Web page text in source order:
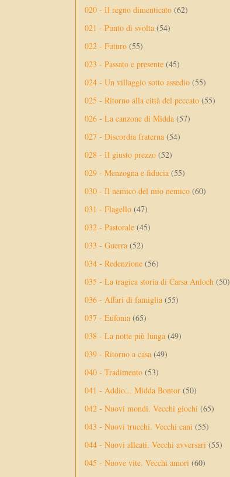
020 - Il regno dimenticato (62)
021 - Punto di svolta (54)
022 - Futuro (55)
023 - Passato e presente (45)
024 - Un villaggio sotto assedio (55)
025 - Ritorno alla città del peccato (55)
026 - La canzone di Midda (57)
027 - Discordia fraterna (54)
028 - Il giusto prezzo (52)
029 - Menzogna e fiducia (55)
030 - Il nemico del mio nemico (60)
031 - Flagello (47)
032 - Pastorale (45)
033 - Guerra (52)
034 - Redenzione (56)
035 - La tragica storia di Carsa Anloch (50)
036 - Affari di famiglia (55)
037 - Eufonia (65)
038 - La notte più lunga (49)
039 - Ritorno a casa (49)
040 - Tradimento (53)
041 - Addio... Midda Bontor (50)
042 - Nuovi mondi. Vecchi giochi (65)
043 - Nuovi trucchi. Vecchi cani (55)
044 - Nuovi alleati. Vecchi avversari (55)
045 - Nuove vite. Vecchi amori (60)